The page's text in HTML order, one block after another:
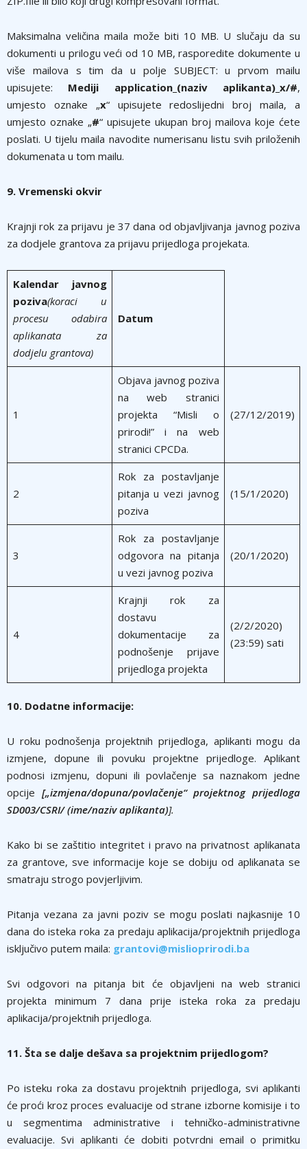
Maksimalna veličina maila može biti 10 MB. U slučaju da su
dokumenti u prilogu veći od 10 MB, rasporedite dokumente u
više mailova s tim da u polje SUBJECT: u prvom mailu
upisujete: Mediji application_(naziv aplikanta)_x/#,
umjesto oznake „x“ upisujete redoslijedni broj maila, a
umjesto oznake „#“ upisujete ukupan broj mailova koje ćete
poslati. U tijelu maila navodite numerisanu listu svih priloženih
dokumenata u tom mailu.
9. Vremenski okvir
Krajnji rok za prijavu je 37 dana od objavljivanja javnog poziva
za dodjele grantova za prijavu prijedloga projekata.
Kalendar javnog
poziva(koraci u
procesu odabira
aplikanata za
dodjelu grantova)
Datum
1
Objava javnog poziva
na web stranici
projekta “Misli o
prirodi!” i na web
stranici CPCDa.
(27/12/2019)
2
Rok za postavljanje
pitanja u vezi javnog
poziva
(15/1/2020)
3
Rok za postavljanje
odgovora na pitanja
u vezi javnog poziva
(20/1/2020)
4
Krajnji rok za
dostavu
dokumentacije za
podnošenje prijave
prijedloga projekta
(2/2/2020)
(23:59) sati
10. Dodatne informacije:
U roku podnošenja projektnih prijedloga, aplikanti mogu da
izmjene, dopune ili povuku projektne prijedloge. Aplikant
podnosi izmjenu, dopuni ili povlačenje sa naznakom jedne
opcije [„izmjena/dopuna/povlačenje“ projektnog prijedloga
SD003/CSRI/ (ime/naziv aplikanta)].
Kako bi se zaštitio integritet i pravo na privatnost aplikanata
za grantove, sve informacije koje se dobiju od aplikanata se
smatraju strogo povjerljivim.
Pitanja vezana za javni poziv se mogu poslati najkasnije 10
dana do isteka roka za predaju aplikacija/projektnih prijedloga
isključivo putem maila: grantovi@mislioprirodi.ba
Svi odgovori na pitanja bit će objavljeni na web stranici
projekta minimum 7 dana prije isteka roka za predaju
aplikacija/projektnih prijedloga.
11. Šta se dalje dešava sa projektnim prijedlogom?
Po isteku roka za dostavu projektnih prijedloga, svi aplikanti
će proći kroz proces evaluacije od strane izborne komisije i to
u segmentima administrative i tehničko-administrativne
evaluacije. Svi aplikanti će dobiti potvrdni email o primitku